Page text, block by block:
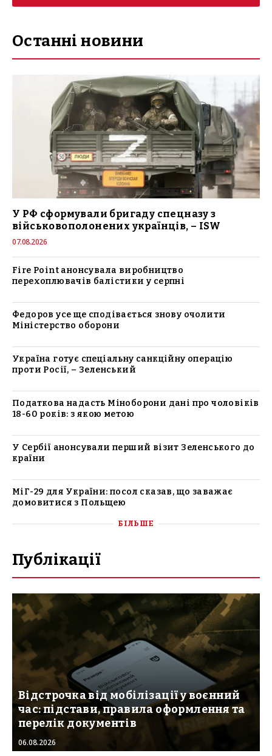
Останні новини
У РФ сформували бригаду спецназу з
військовополонених українців, – ISW
07.08.2026
Fire Point анонсувала виробництво
перехоплювачів балістики у серпні
Федоров усе ще сподівається знову очолити
Міністерство оборони
Україна готує спеціальну санкційну операцію
проти Росії, – Зеленський
Податкова надасть Міноборони дані про чоловіків
18-60 років: з якою метою
У Сербії анонсували перший візит Зеленського до
країни
МіГ-29 для України: посол сказав, що заважає
домовитися з Польщею
БІЛЬШЕ
Публікації
Відстрочка від мобілізації у воєнний
час: підстави, правила оформлення та
перелік документів
06.08.2026